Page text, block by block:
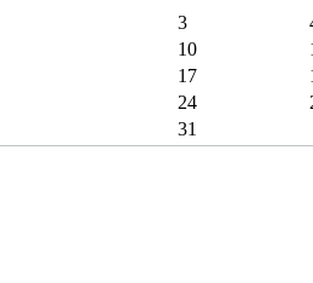
3
10
17
24
31